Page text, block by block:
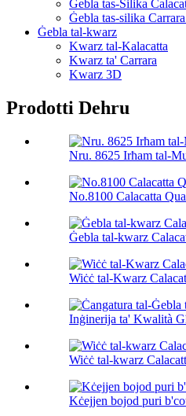
Ġebla tas-Silika
Ġebla tas-silika
Ġebla tal-kwarz
Kwarz tal-Kalacatta
Kwarz ta' Carrara
Kwarz 3D
Prodotti Dehru
Nru. 8625 Irħam tal-
No.8100 Calacatta
Ġebla tal-kwarz
Wiċċ tal-Kwarz
Inġinerija ta' Kwalità
Wiċċ tal-kwarz
Kċejjen bojod puri